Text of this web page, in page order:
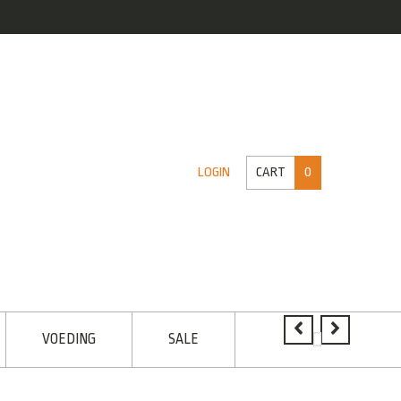
LOGIN CART 0
VOEDING SALE